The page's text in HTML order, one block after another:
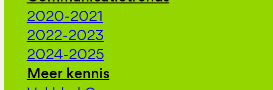
2020-2021
2022-2023
2024-2025
Meer kennis